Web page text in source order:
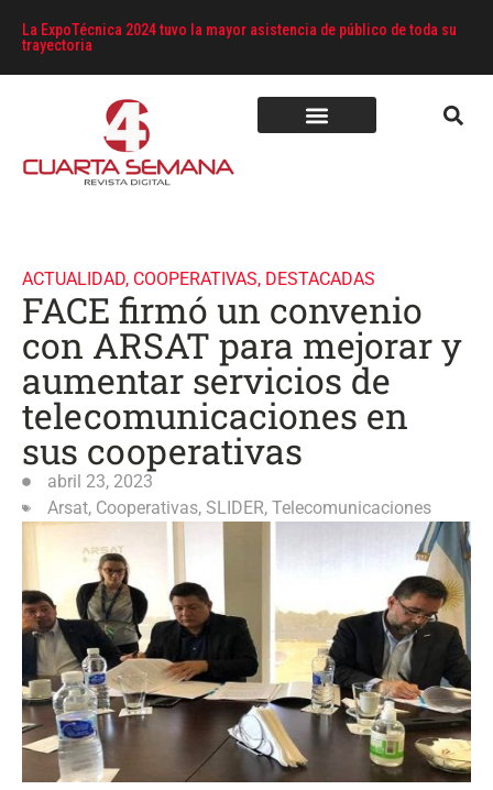
La ExpoTécnica 2024 tuvo la mayor asistencia de público de toda su
trayectoria
ACTUALIDAD, COOPERATIVAS, DESTACADAS
FACE firmó un convenio
con ARSAT para mejorar y
aumentar servicios de
telecomunicaciones en
sus cooperativas
abril 23, 2023
Arsat, Cooperativas, SLIDER, Telecomunicaciones